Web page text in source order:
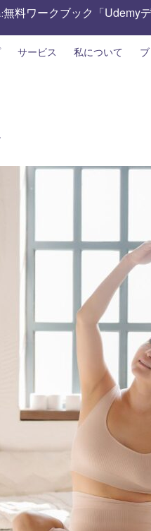
無料ワークブック「Udemy
サービス 私について